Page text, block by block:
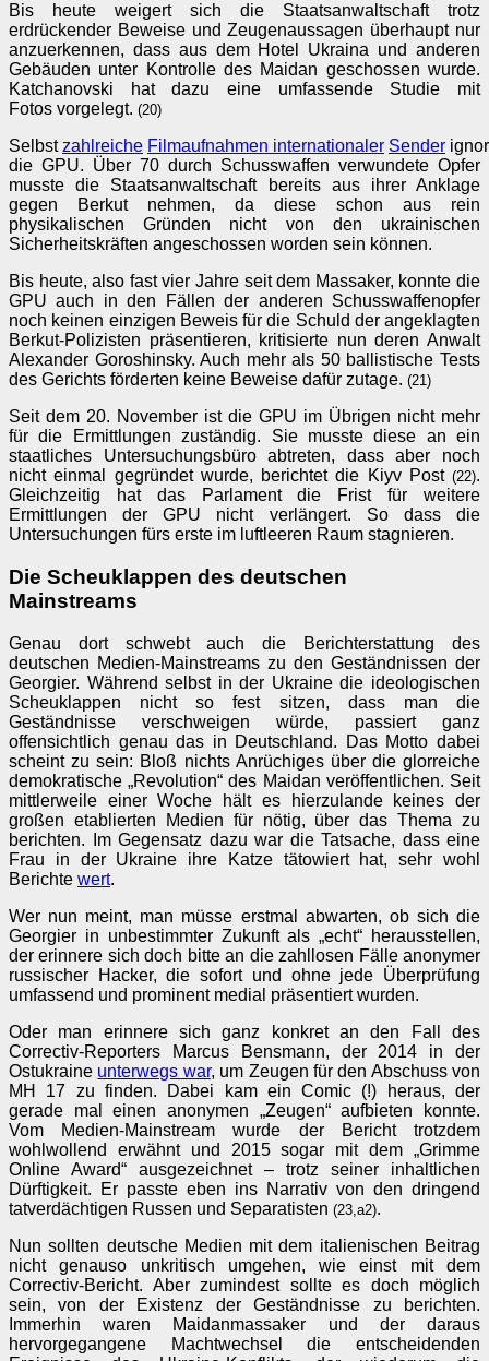
Bis heute weigert sich die Staatsanwaltschaft trotz
erdrückender Beweise und Zeugenaussagen überhaupt nur
anzuerkennen, dass aus dem Hotel Ukraina und anderen
Gebäuden unter Kontrolle des Maidan geschossen wurde.
Katchanovski hat dazu eine umfassende Studie mit
Fotos vorgelegt. (20)
Selbstzahlreiche Filmaufnahmen internationaler Sender
die GPU. Über 70 durch Schusswaffen verwundete Opfer
musste die Staatsanwaltschaft bereits aus ihrer Anklage
gegen Berkut nehmen, da diese schon aus rein
physikalischen Gründen nicht von den ukrainischen
Sicherheitskräften angeschossen worden sein können.
Bis heute, also fast vier Jahre seit dem Massaker, konnte die
GPU auch in den Fällen der anderen Schusswaffenopfer
noch keinen einzigen Beweis für die Schuld der angeklagten
Berkut-Polizisten präsentieren, kritisierte nun deren Anwalt
Alexander Goroshinsky. Auch mehr als 50 ballistische Tests
des Gerichts förderten keine Beweise dafür zutage. (21)
Seit dem 20. November ist die GPU im Übrigen nicht mehr
für die Ermittlungen zuständig. Sie musste diese an ein
staatliches Untersuchungsbüro abtreten, dass aber noch
nicht einmal gegründet wurde, berichtet die Kiyv Post (22).
Gleichzeitig hat das Parlament die Frist für weitere
Ermittlungen der GPU nicht verlängert. So dass die
Untersuchungen fürs erste im luftleeren Raum stagnieren.
Die Scheuklappen des deutschen
Mainstreams
Genau dort schwebt auch die Berichterstattung des
deutschen Medien-Mainstreams zu den Geständnissen der
Georgier. Während selbst in der Ukraine die ideologischen
Scheuklappen nicht so fest sitzen, dass man die
Geständnisse verschweigen würde, passiert ganz
offensichtlich genau das in Deutschland. Das Motto dabei
scheint zu sein: Bloß nichts Anrüchiges über die glorreiche
demokratische „Revolution“ des Maidan veröffentlichen. Seit
mittlerweile einer Woche hält es hierzulande keines der
großen etablierten Medien für nötig, über das Thema zu
berichten. Im Gegensatz dazu war die Tatsache, dass eine
Frau in der Ukraine ihre Katze tätowiert hat, sehr wohl
Berichte wert.
Wer nun meint, man müsse erstmal abwarten, ob sich die
Georgier in unbestimmter Zukunft als „echt“ herausstellen,
der erinnere sich doch bitte an die zahllosen Fälle anonymer
russischer Hacker, die sofort und ohne jede Überprüfung
umfassend und prominent medial präsentiert wurden.
Oder man erinnere sich ganz konkret an den Fall des
Correctiv-Reporters Marcus Bensmann, der 2014 in der
Ostukraine unterwegs war, um Zeugen für den Abschuss von
MH 17 zu finden. Dabei kam ein Comic (!) heraus, der
gerade mal einen anonymen „Zeugen“ aufbieten konnte.
Vom Medien-Mainstream wurde der Bericht trotzdem
wohlwollend erwähnt und 2015 sogar mit dem „Grimme
Online Award“ ausgezeichnet – trotz seiner inhaltlichen
Dürftigkeit. Er passte eben ins Narrativ von den dringend
tatverdächtigen Russen und Separatisten (23,a2).
Nun sollten deutsche Medien mit dem italienischen Beitrag
nicht genauso unkritisch umgehen, wie einst mit dem
Correctiv-Bericht. Aber zumindest sollte es doch möglich
sein, von der Existenz der Geständnisse zu berichten.
Immerhin waren Maidanmassaker und der daraus
hervorgegangene Machtwechsel die entscheidenden